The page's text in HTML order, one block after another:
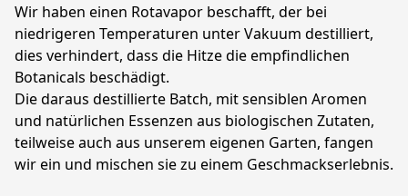
Wir haben einen Rotavapor beschafft, der bei
niedrigeren Temperaturen unter Vakuum destilliert,
dies verhindert, dass die Hitze die empfindlichen
Botanicals beschädigt.
Die daraus destillierte Batch, mit sensiblen Aromen
und natürlichen Essenzen aus biologischen Zutaten,
teilweise auch aus unserem eigenen Garten, fangen
wir ein und mischen sie zu einem Geschmackserlebnis.